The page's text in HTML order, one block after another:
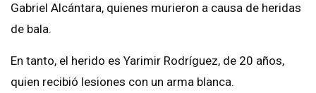
Gabriel Alcántara, quienes murieron a causa de heridas
de bala.
En tanto, el herido es Yarimir Rodríguez, de 20 años,
quien recibió lesiones con un arma blanca.